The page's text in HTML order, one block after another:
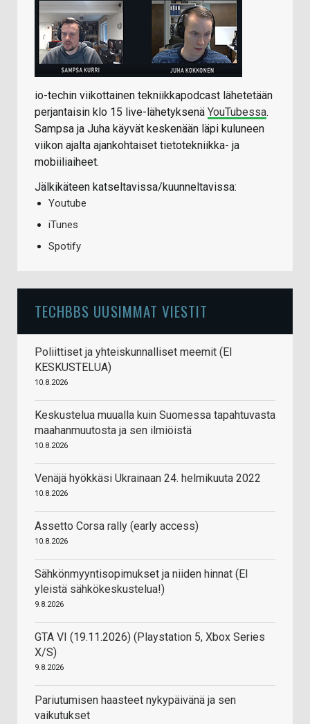
io-techin viikottainen tekniikkapodcast lähetetään
perjantaisin klo 15 live-lähetyksenä YouTubessa.
Sampsa ja Juha käyvät keskenään läpi kuluneen
viikon ajalta ajankohtaiset tietotekniikka- ja
mobiiliaiheet.
Jälkikäteen katseltavissa/kuunneltavissa:
Youtube
iTunes
Spotify
TECHBBS UUSIMMAT VIESTIT
Poliittiset ja yhteiskunnalliset meemit (EI
KESKUSTELUA)
10.8.2026
Keskustelua muualla kuin Suomessa tapahtuvasta
maahanmuutosta ja sen ilmiöistä
10.8.2026
Venäjä hyökkäsi Ukrainaan 24. helmikuuta 2022
10.8.2026
Assetto Corsa rally (early access)
10.8.2026
Sähkönmyyntisopimukset ja niiden hinnat (EI
yleistä sähkökeskustelua!)
9.8.2026
GTA VI (19.11.2026) (Playstation 5, Xbox Series
X/S)
9.8.2026
Pariutumisen haasteet nykypäivänä ja sen
vaikutukset